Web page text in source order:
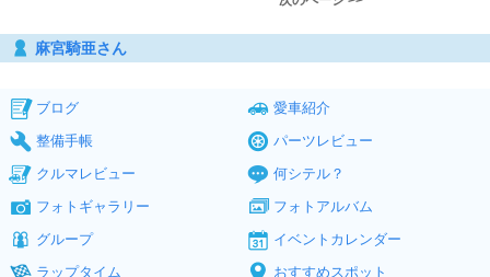
麻宮騎亜さん
ブログ
愛車紹介
整備手帳
パーツレビュー
クルマレビュー
何シテル？
フォトギャラリー
フォトアルバム
グループ
イベントカレンダー
ラップタイム
おすすめスポット